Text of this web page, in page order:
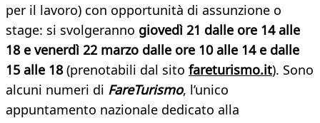
per il lavoro) con opportunità di assunzione o
stage: si svolgeranno giovedì 21 dalle ore 14 alle
18 e venerdì 22 marzo dalle ore 10 alle 14 e dalle
15 alle 18(prenotabili dal sito fareturismo.it). Sono
alcuni numeri di FareTurismo, l’unico
appuntamento nazionale dedicato alla